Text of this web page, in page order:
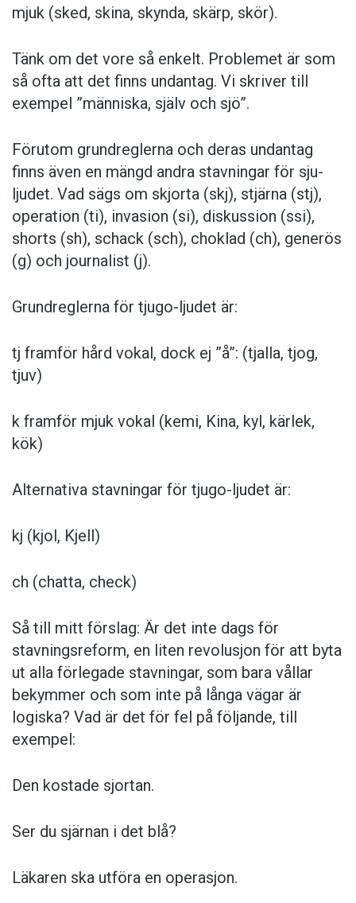
En gemensam stavning av samma ljud. Snyggt,
Och vad sägs om det här:
Kan man betala med tjeck?
Vilken snygg tjol!
Heter du Tjell?
Tjemi var mitt favoritämne i plugget.
Tjina är ett stort land.
Tjylen är full med mat.
För tjärlekens skull.
Vi har byggt om tjöket.
Vad säger ni? Skulle det inte vara enklare för
alla? Två specifika ljud, två specifika
stavningar?
Johannes Vivers
lärare i svenska som främmande språk
mjuk (sked, skina, skynda, skärp, skör).
Tänk om det vore så enkelt. Problemet är som
så ofta att det finns undantag. Vi skriver till
exempel ”människa, själv och sjö”.
Förutom grundreglerna och deras undantag
finns även en mängd andra stavningar för sju-
ljudet. Vad sägs om skjorta (skj), stjärna (stj),
operation (ti), invasion (si), diskussion (ssi),
shorts (sh), schack (sch), choklad (ch), generös
(g) och journalist (j).
Grundreglerna för tjugo-ljudet är:
tj framför hård vokal, dock ej ”å”: (tjalla, tjog,
tjuv)
k framför mjuk vokal (kemi, Kina, kyl, kärlek,
kök)
Alternativa stavningar för tjugo-ljudet är:
kj (kjol, Kjell)
ch (chatta, check)
Så till mitt förslag: Är det inte dags för
stavningsreform, en liten revolusjon för att byta
ut alla förlegade stavningar, som bara vållar
bekymmer och som inte på långa vägar är
logiska? Vad är det för fel på följande, till
exempel:
Den kostade sjortan.
Ser du sjärnan i det blå?
Läkaren ska utföra en operasjon.